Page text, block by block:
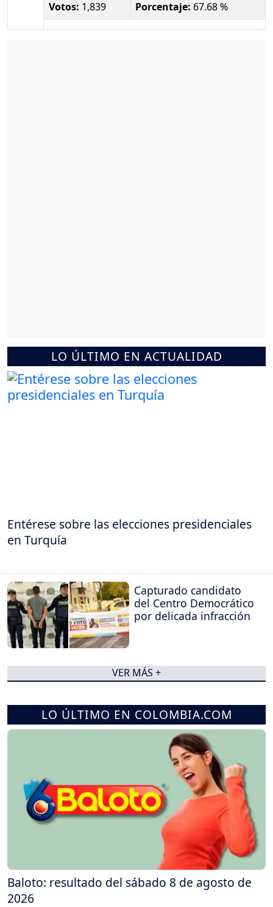
Votos: 1,839 Porcentaje: 67.68 %
LO ÚLTIMO EN ACTUALIDAD
Entérese sobre las elecciones presidenciales
en Turquía
Capturado candidato
del Centro Democrático
por delicada infracción
VER MÁS +
LO ÚLTIMO EN COLOMBIA.COM
Baloto: resultado del sábado 8 de agosto de
2026